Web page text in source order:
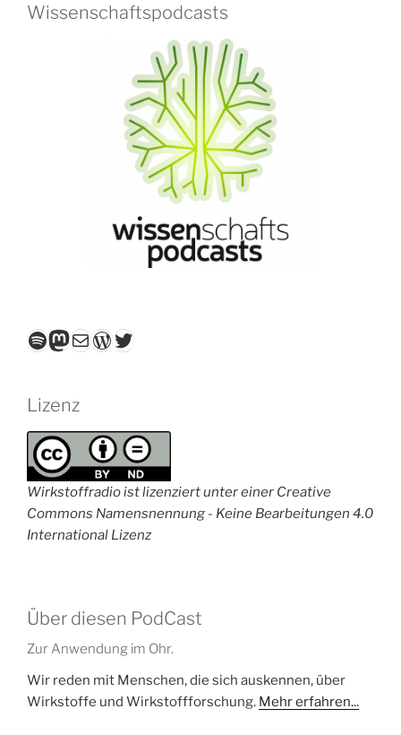
Wissenschaftspodcasts
Spotify
Mastodon
E-MailWordPress
Twitter
Lizenz
Wirkstoffradio ist lizenziert unter einer Creative
Commons Namensnennung - Keine Bearbeitungen 4.0
International Lizenz
Über diesen PodCast
Zur Anwendung im Ohr.
Wir reden mit Menschen, die sich auskennen, über
Wirkstoffe und Wirkstoffforschung. Mehr erfahren...